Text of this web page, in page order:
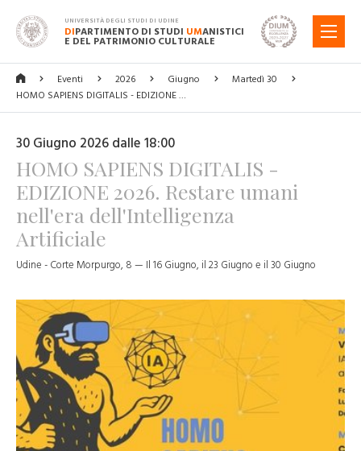
UNIVERSITÀ DEGLI STUDI DI UDINE
DIPARTIMENTO DI STUDI UMANISTICI
E DEL PATRIMONIO CULTURALE
MENU
Eventi 2026 Giugno
Martedì 30
HOMO SAPIENS DIGITALIS - EDIZIONE …
30 Giugno 2026 dalle 18:00
HOMO SAPIENS DIGITALIS -
EDIZIONE 2026. Restare umani
nell'era dell'Intelligenza
Artificiale
Udine - Corte Morpurgo, 8 — Il 16 Giugno, il 23 Giugno e il 30 Giugno